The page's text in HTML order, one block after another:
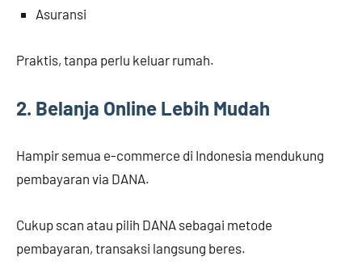
Asuransi
Praktis, tanpa perlu keluar rumah.
2. Belanja Online Lebih Mudah
Hampir semua e-commerce di Indonesia mendukung
pembayaran via DANA.
Cukup scan atau pilih DANA sebagai metode
pembayaran, transaksi langsung beres.